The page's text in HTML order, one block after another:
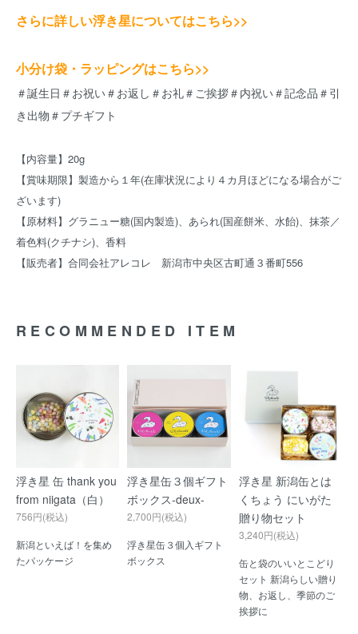
さらに詳しい浮き星についてはこちら>>
小分け袋・ラッピングはこちら>>
＃誕生日＃お祝い＃お返し＃お礼＃ご挨拶＃内祝い＃記念品＃引
き出物＃プチギフト
【内容量】20g
【賞味期限】製造から１年(在庫状況により４カ月ほどになる場合がご
ざいます)
【原材料】グラニュー糖(国内製造)、あられ(国産餅米、水飴)、抹茶／
着色料(クチナシ)、香料
【販売者】合同会社アレコレ 新潟市中央区古町通３番町556
RECOMMENDED ITEM
浮き星 缶 thank you
from niigata（白）
756円(税込)
新潟といえば！を集め
たパッケージ
浮き星缶３個ギフト
ボックス-deux-
2,700円(税込)
浮き星缶３個入ギフト
ボックス
浮き星 新潟缶とは
くちょう にいがた
贈り物セット
3,240円(税込)
缶と袋のいいとこどり
セット 新潟らしい贈り
物、お返し、季節のご
挨拶に